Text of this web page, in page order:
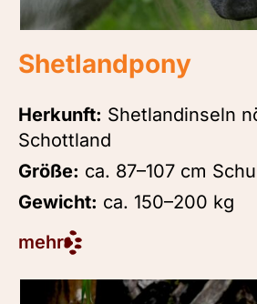
Shetlandpony
Herkunft: Shetlandinseln
Schottland
Größe: ca. 87–107 cm
Gewicht: ca. 150–200 kg
mehr